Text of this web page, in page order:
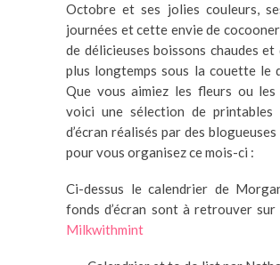
Octobre et ses jolies couleurs,
journées et cette envie de
de délicieuses boissons chaudes
plus longtemps sous la couette le
Que vous aimiez les fleurs ou les
voici une sélection de printables
d’écran réalisés par des
pour vous organisez ce mois-ci :
Ci-dessus le calendrier de
fonds d’écran sont à retrouver
Milkwithmint